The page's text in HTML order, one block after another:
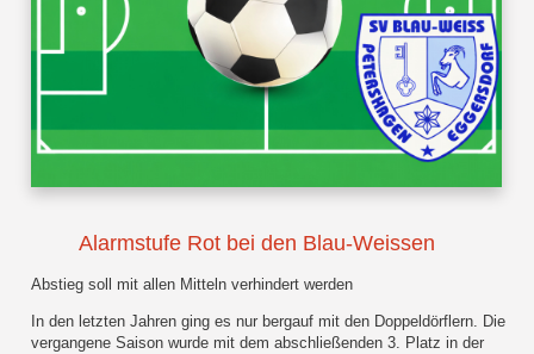
Alarmstufe Rot bei den Blau-Weissen
Abstieg soll mit allen Mitteln verhindert werden
In den letzten Jahren ging es nur bergauf mit den Doppeldörflern. Die
vergangene Saison wurde mit dem abschließenden 3. Platz in der